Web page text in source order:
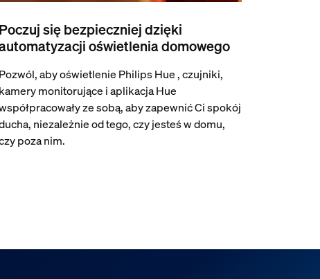
Poczuj się bezpieczniej dzięki
oświetlenia domowego
Pozwól, aby oświetlenie Philips Hue , czujniki,
kamery monitorujące i aplikacja Hue
ze sobą, aby zapewnić Ci spokój
niezależnie od tego, czy jesteś w domu,
poza nim.